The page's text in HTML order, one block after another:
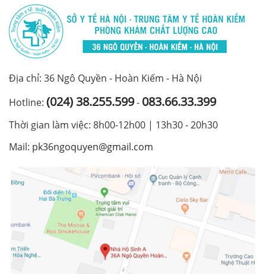
Địa chỉ: 36 Ngô Quyền - Hoàn Kiếm - Hà Nội
Hotline: (024) 38.255.599- 083.66.33.399
Thời gian làm việc: 8h00-12h00 | 13h30 - 20h30
Mail: pk36ngoquyen@gmail.com